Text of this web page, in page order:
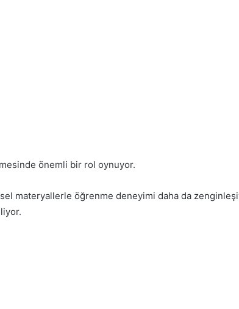
önemli bir rol oynuyor.
materyallerle öğrenme deneyimi daha da